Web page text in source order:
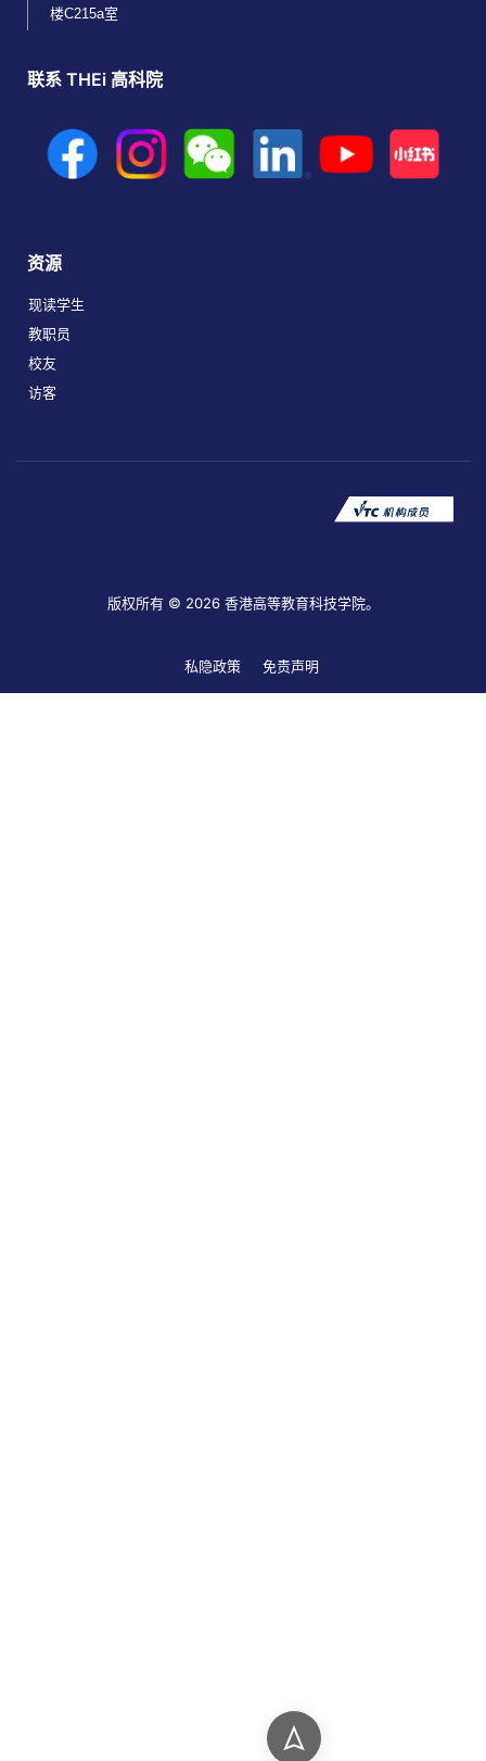
楼C215a室
联系 THEi 高科院
资源
现读学生
教职员
校友
访客
版权所有 © 2026 香港高等教育科技学院。
私隐政策 免责声明